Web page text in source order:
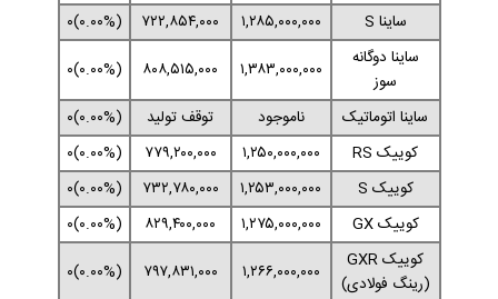
ساینا S
۱,۲۸۵,۰۰۰,۰۰۰ ۷۲۲,۸۵۴,۰۰۰
(۰.۰۰%)۰
ساینا دوگانه
سوز
۱,۳۸۳,۰۰۰,۰۰۰ ۸۰۸,۵۱۵,۰۰۰
(۰.۰۰%)۰
ساینا اتوماتیک
ناموجود توقف تولید
(۰.۰۰%)۰
کوییک RS
۱,۲۵۰,۰۰۰,۰۰۰ ۷۷۹,۲۰۰,۰۰۰
(۰.۰۰%)۰
کوییک S
۱,۲۵۳,۰۰۰,۰۰۰ ۷۳۲,۷۸۰,۰۰۰
(۰.۰۰%)۰
کوییک GX
۱,۲۷۵,۰۰۰,۰۰۰ ۸۲۹,۴۰۰,۰۰۰
(۰.۰۰%)۰
کوییک GXR
(رینگ فولادی)
۱,۲۶۶,۰۰۰,۰۰۰ ۷۹۷,۸۳۱,۰۰۰
(۰.۰۰%)۰